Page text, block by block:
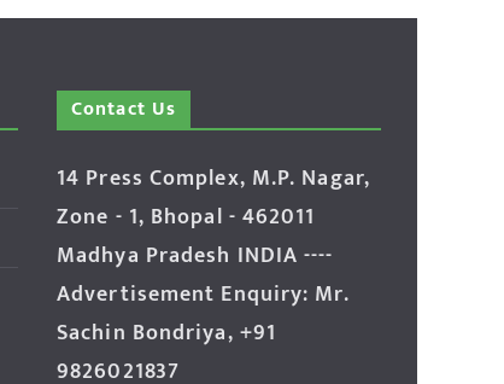
Contact Us
14 Press Complex, M.P. Nagar,
Zone - 1, Bhopal - 462011
Madhya Pradesh INDIA ----
Advertisement Enquiry: Mr.
Sachin Bondriya, +91
9826021837